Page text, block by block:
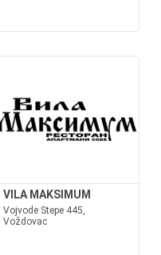
VILA MAKSIMUM
Vojvode Stepe 445,
Voždovac